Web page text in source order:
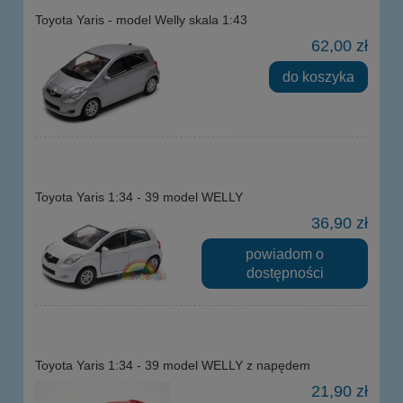
Toyota Yaris - model Welly skala 1:43
62,00 zł
do koszyka
Toyota Yaris 1:34 - 39 model WELLY
36,90 zł
powiadom o
dostępności
Toyota Yaris 1:34 - 39 model WELLY z napędem
21,90 zł